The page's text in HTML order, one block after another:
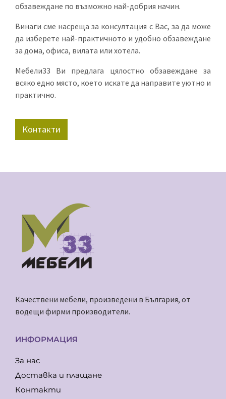
обзавеждане по възможно най-добрия начин.
Винаги сме насреща за консултация с Вас, за да може
да изберете най-практичното и удобно обзавеждане
за дома, офиса, вилата или хотела.
Мебели33 Ви предлага цялостно обзавеждане за
всяко едно място, което искате да направите уютно и
практично.
Контакти
Качествени мебели, произведени в България, от
водещи фирми производители.
ИНФОРМАЦИЯ
За нас
Доставка и плащане
Контакти